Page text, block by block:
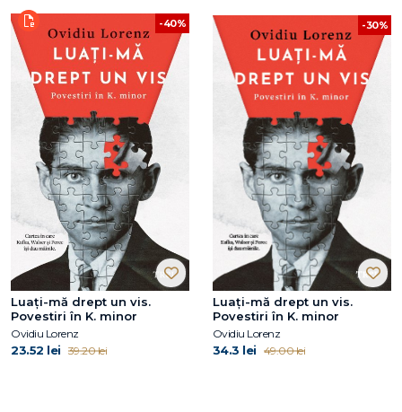
-40%
Luați-mă drept un vis.
Povestiri în K. minor
Ovidiu Lorenz
23.52 lei 39.20 lei
-30%
Luați-mă drept un vis.
Povestiri în K. minor
Ovidiu Lorenz
34.3 lei 49.00 lei